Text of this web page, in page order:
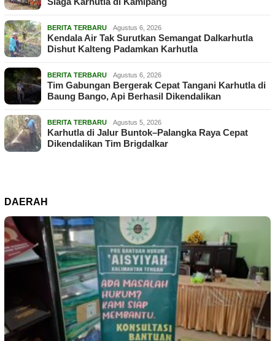
BERITA TERBARU Agustus 6, 2026
Kendala Air Tak Surutkan Semangat Dalkarhutla
Dishut Kalteng Padamkan Karhutla
BERITA TERBARU Agustus 6, 2026
Tim Gabungan Bergerak Cepat Tangani Karhutla di
Baung Bango, Api Berhasil Dikendalikan
BERITA TERBARU Agustus 5, 2026
Karhutla di Jalur Buntok–Palangka Raya Cepat
Dikendalikan Tim Brigdalkar
DAERAH